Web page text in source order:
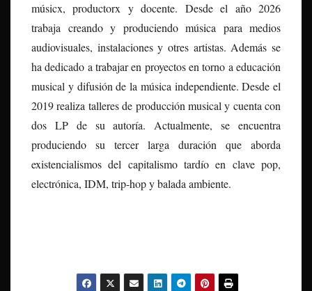
músicx, productorx y docente. Desde el año 2026
trabaja creando y produciendo música para medios
audiovisuales, instalaciones y otres artistas. Además se
ha dedicado a trabajar en proyectos en torno a educación
musical y difusión de la música independiente. Desde el
2019 realiza talleres de producción musical y cuenta con
dos LP de su autoría. Actualmente, se encuentra
produciendo su tercer larga duración que aborda
existencialismos del capitalismo tardío en clave pop,
electrónica, IDM, trip-hop y balada ambiente.